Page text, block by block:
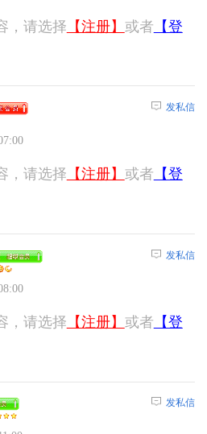
，请选择 【注册】 或者 【登
发私信
，请选择 【注册】 或者 【登
发私信
，请选择 【注册】 或者 【登
发私信